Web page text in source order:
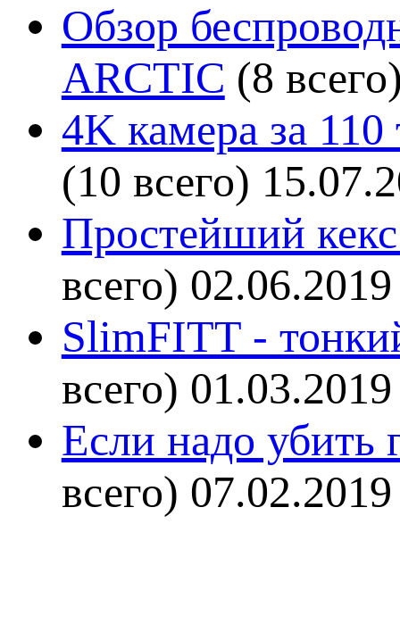
Обзор
ARCTIC (8
4K камера за
(10 всего)
Простейший кекс
всего) 02.06.2019
SlimFITT -
всего) 01.03.2019
Если надо убить
всего) 07.02.2019